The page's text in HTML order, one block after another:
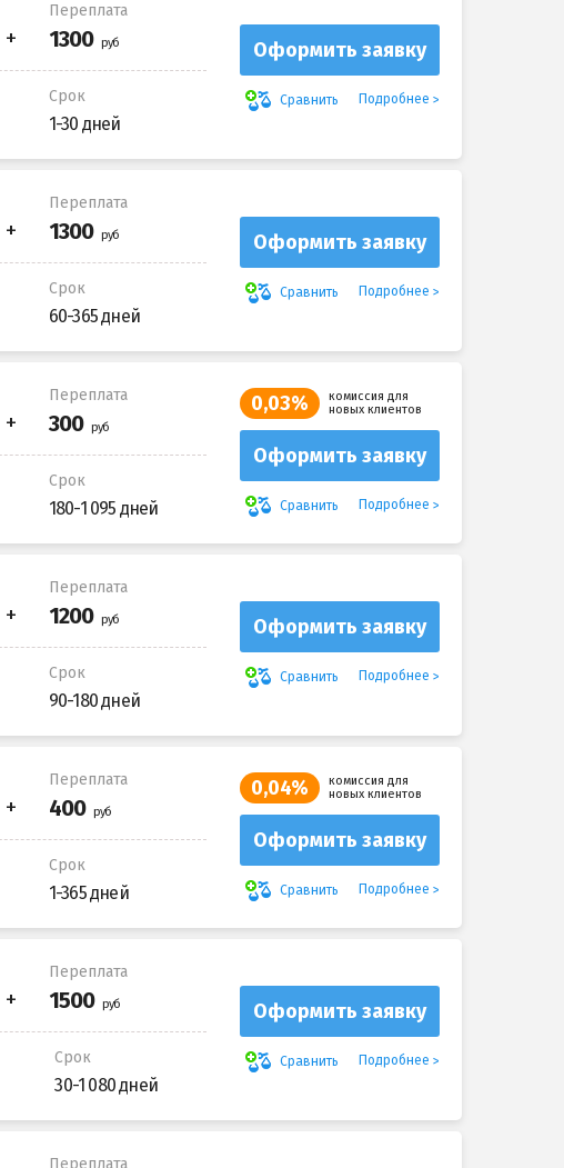
Переплата
Срок
1-30 дней
Оформить заявку
Сравнить Подробнее
Переплата
Срок
60-365 дней
Оформить заявку
Сравнить Подробнее
Переплата
Срок
180-1 095 дней
0,03%
комиссия для
новых клиентов
Оформить заявку
Сравнить Подробнее
Переплата
Срок
90-180 дней
Оформить заявку
Сравнить Подробнее
Переплата
Срок
1-365 дней
0,04%
комиссия для
новых клиентов
Оформить заявку
Сравнить Подробнее
Переплата
Срок
30-1 080 дней
Оформить заявку
Сравнить Подробнее
Переплата